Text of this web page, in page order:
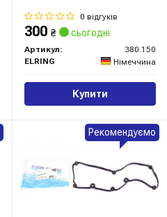
0 відгуків
300 ₴ сьогодні
Артикул:
380.150
ELRING
Німеччина
Купити
Рекомендуємо